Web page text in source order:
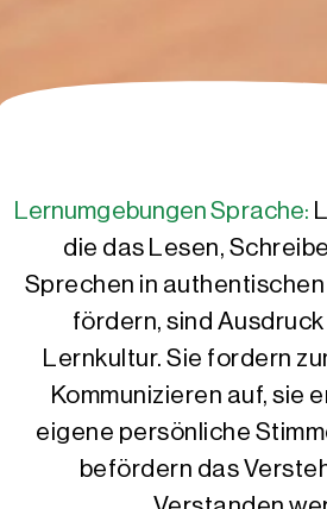
Lernumgebungen Sprache:
die das Lesen,
Sprechen in
fördern, sind
Lernkultur. Sie fordern
Kommunizieren auf, sie
eigene persönliche
befördern das